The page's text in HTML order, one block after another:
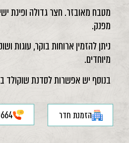
מטבח מאובזר. חצר גדולה ופינת
מפנק.
ניתן להזמין ארוחות בוקר, עוגות
מיוחדים.
בנוסף יש אפשרות לסדנת שוקולד
הזמנת חדר